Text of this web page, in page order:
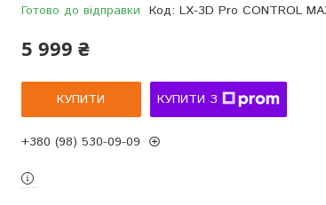
Готово до відправки Код: LX-3D Pro CONTROL
5 999 ₴
КУПИТИ КУПИТИ З
+380 (98) 530-09-09